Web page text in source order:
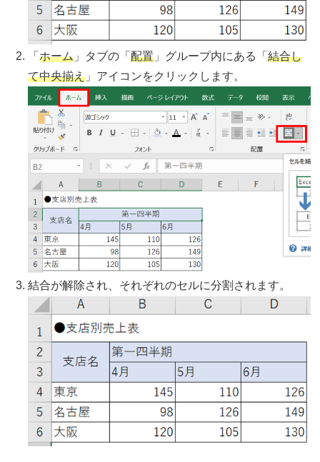
「ホーム 」タブの「配置 」グループ内にある「結合し
て中央揃え 」アイコンをクリックします。
結合が解除され、それぞれのセルに分割されます。